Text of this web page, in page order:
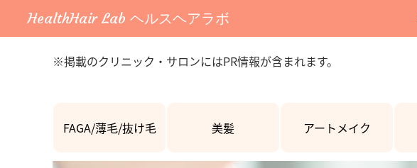
HealthHair Lab ヘルスヘアラボ
※掲載のクリニック・サロンにはPR情報が含まれます。
FAGA/薄毛/抜け毛 美髪 アートメイク